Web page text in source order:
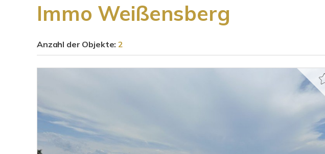
Immo Weißensberg
Anzahl der Objekte:2